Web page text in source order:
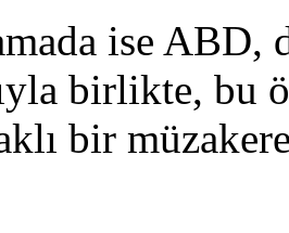
ise ABD,
birlikte, bu
bir